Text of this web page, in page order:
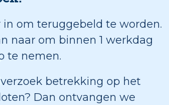
om teruggebeld te worden.
naar om binnen 1 werkdag
te nemen.
betrekking op het
Dan ontvangen we